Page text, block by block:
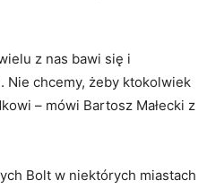
z nas bawi się i
Nie chcemy, żeby ktokolwiek
– mówi Bartosz Małecki z
Bolt w niektórych miastach